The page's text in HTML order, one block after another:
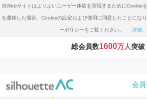
当Webサイトはよりよいユーザー体験を実現するためにCookie
を遷移した場合、Cookieの設定および使用に同意したことにな
ーポリシーをご覧ください。 詳細
総会員数1600万人突破
会